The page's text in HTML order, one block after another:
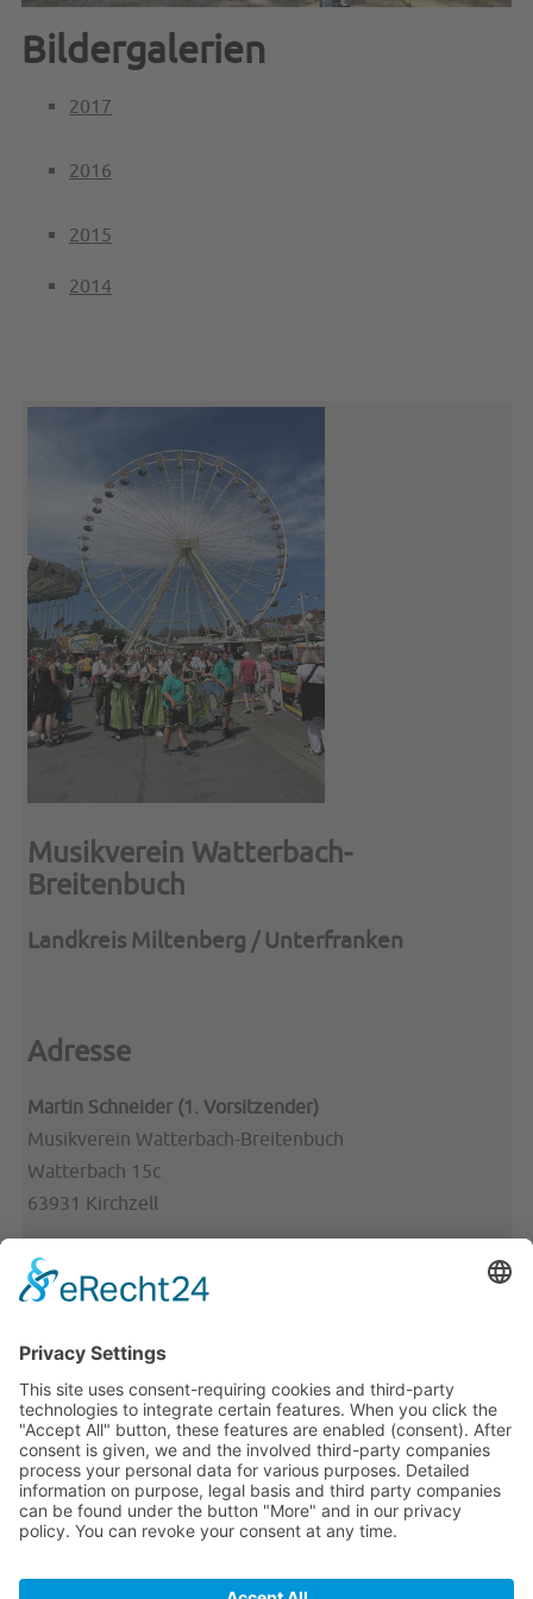
Bildergalerien
2017
2016
2015
2014
Musikverein Watterbach-
Breitenbuch
Landkreis Miltenberg / Unterfranken
Adresse
Martin Schneider (1. Vorsitzender)
Musikverein Watterbach-Breitenbuch
Watterbach 15c
63931 Kirchzell
Telefon: 09373/3852
Telefax: 09373/ 204177
Links: